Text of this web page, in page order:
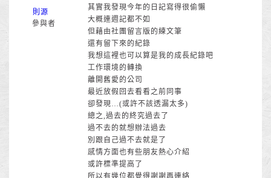
則源
參與者
其實我發現今年的日記寫得很偷懶
大概連週記都不如
但藉由社團留言版的練文筆
還有留下來的紀錄
我想這裡也可以算是我的成長紀錄吧
工作環境的轉換
離開舊愛的公司
最近放假回去看看之前同事
卻發現…(或許不該透漏太多)
總之,過去的終究過去了
過不去的就想辦法過去
別跟自己過不去就是了
感情方面也有些朋友熱心介紹
或許標準提高了
所以有幾位都覺得謝謝再連絡